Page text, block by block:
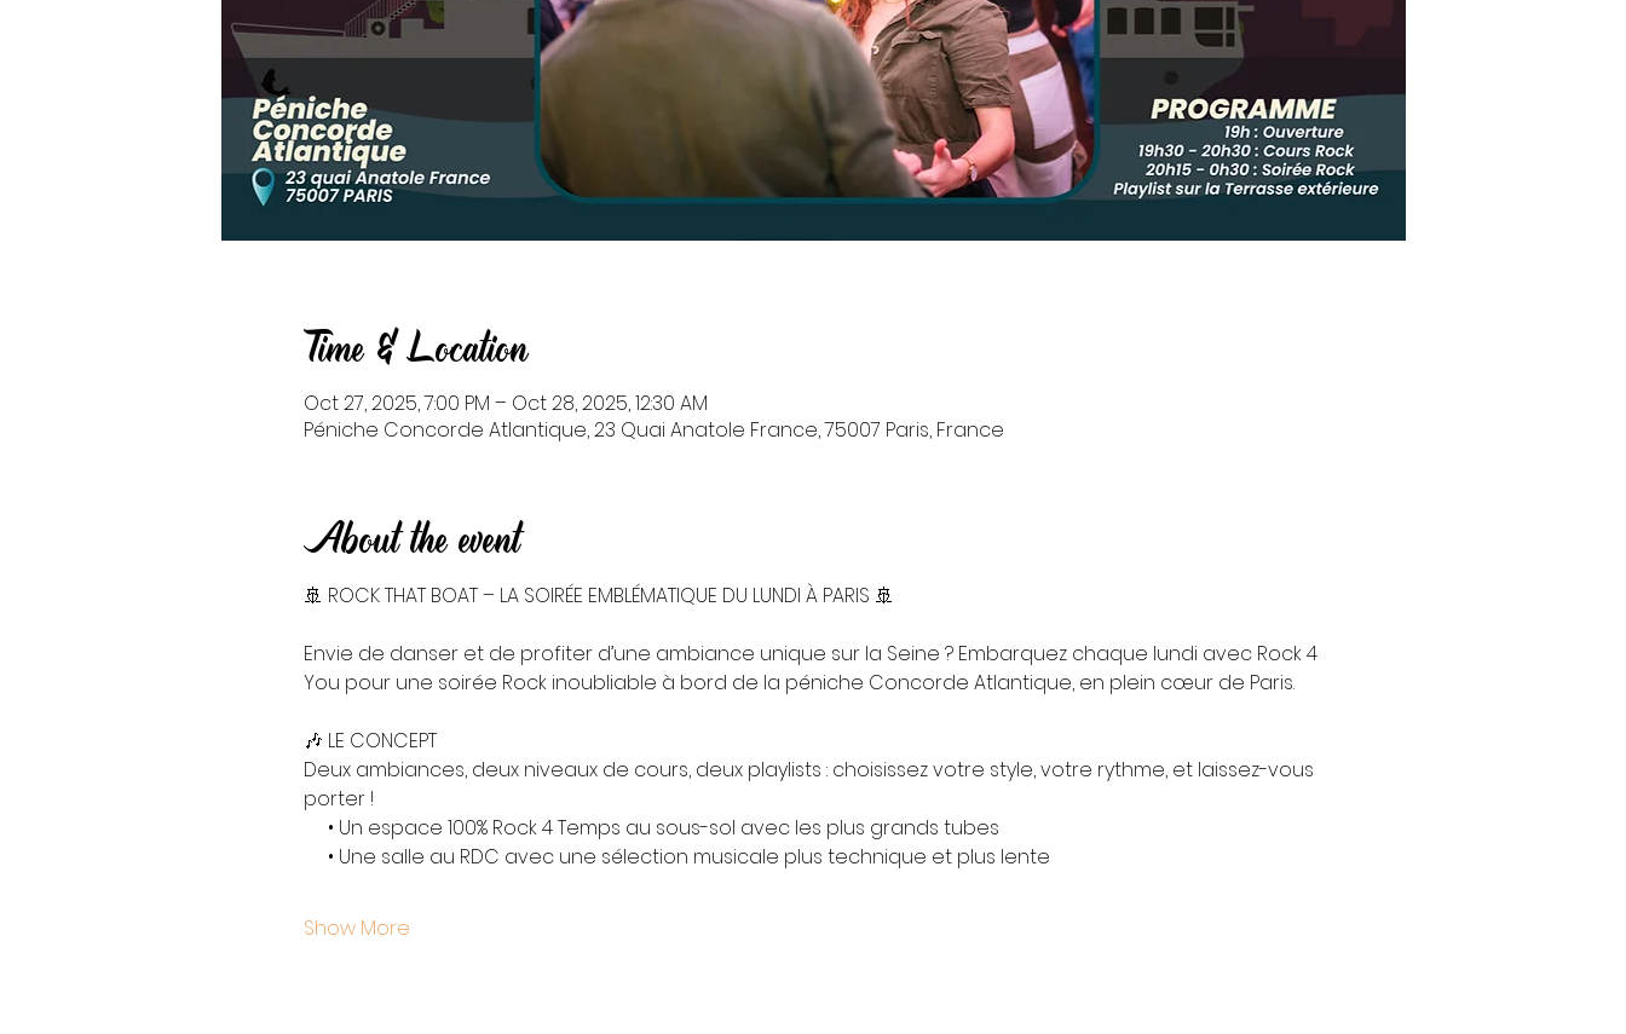
Time & Location
Oct 27, 2025, 7:00 PM – Oct 28, 2025, 12:30 AM
Péniche Concorde Atlantique, 23 Quai Anatole France, 75007 Paris, France
About the event
🚢 ROCK THAT BOAT – LA SOIRÉE EMBLÉMATIQUE DU LUNDI À PARIS 🚢
Envie de danser et de profiter d’une ambiance unique sur la Seine ? Embarquez chaque lundi avec Rock 4
You pour une soirée Rock inoubliable à bord de la péniche Concorde Atlantique, en plein cœur de Paris.
🎶 LE CONCEPT
Deux ambiances, deux niveaux de cours, deux playlists : choisissez votre style, votre rythme, et laissez-vous
porter !
• Un espace 100% Rock 4 Temps au sous-sol avec les plus grands tubes
• Une salle au RDC avec une sélection musicale plus technique et plus lente
Show More